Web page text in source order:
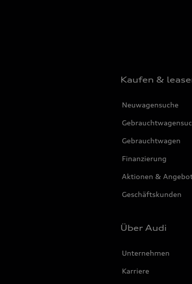
Kaufen &
Neuwagensuche
Gebrauchtwagen
Finanzierung
Aktionen &
Geschäftskunden
Über Audi
Unternehmen
Karriere